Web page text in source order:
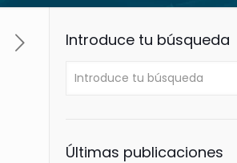
Introduce tu búsqueda
Últimas publicaciones